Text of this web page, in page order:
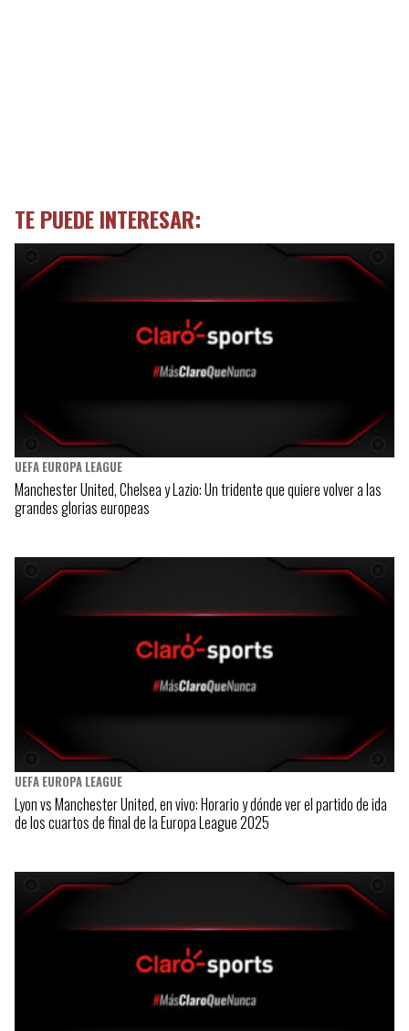
TE PUEDE INTERESAR:
UEFA EUROPA LEAGUE
Manchester United, Chelsea y Lazio: Un tridente que quiere volver a las
grandes glorias europeas
UEFA EUROPA LEAGUE
Lyon vs Manchester United, en vivo: Horario y dónde ver el partido de ida
de los cuartos de final de la Europa League 2025